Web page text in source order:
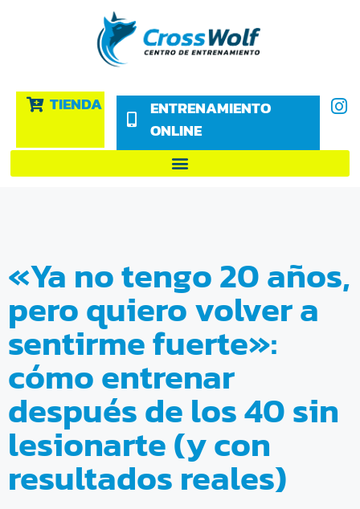
TIENDA
ENTRENAMIENTO
ONLINE
«Ya no tengo 20 años,
pero quiero volver a
sentirme fuerte»:
cómo entrenar
después de los 40 sin
lesionarte (y con
resultados reales)